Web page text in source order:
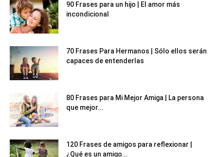
90 Frases para un hijo | El amor más
incondicional
70 Frases Para Hermanos | Sólo ellos serán
capaces de entenderlas
80 Frases para Mi Mejor Amiga | La persona
que mejor...
120 Frases de amigos para reflexionar |
¿Qué es un amigo...